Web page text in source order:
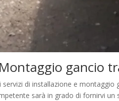
Montaggio gancio
di installazione e montaggio
sarà in grado di fornirvi